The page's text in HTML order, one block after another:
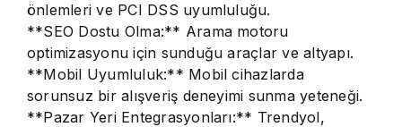
önlemleri ve PCI DSS uyumluluğu.
**SEO Dostu Olma:** Arama motoru
optimizasyonu için sunduğu araçlar ve altyapı.
**Mobil Uyumluluk:** Mobil cihazlarda
sorunsuz bir alışveriş deneyimi sunma yeteneği.
**Pazar Yeri Entegrasyonları:** Trendyol,